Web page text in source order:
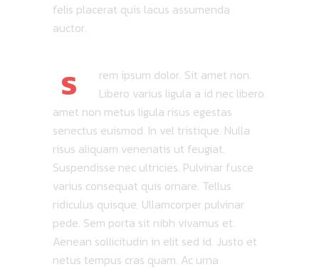
felis placerat quis lacus assumenda
auctor.
S
rem ipsum dolor. Sit amet non.
Libero varius ligula a id nec libero
amet non metus ligula risus egestas
senectus euismod. In vel tristique. Nulla
risus aliquam venenatis ut feugiat.
Suspendisse nec ultricies. Pulvinar fusce
varius consequat quis ornare. Tellus
ridiculus quisque. Ullamcorper pulvinar
pede. Sem porta sit nibh vivamus et.
Aenean sollicitudin in elit sed id. Justo et
netus tempus cras quam. Ac urna